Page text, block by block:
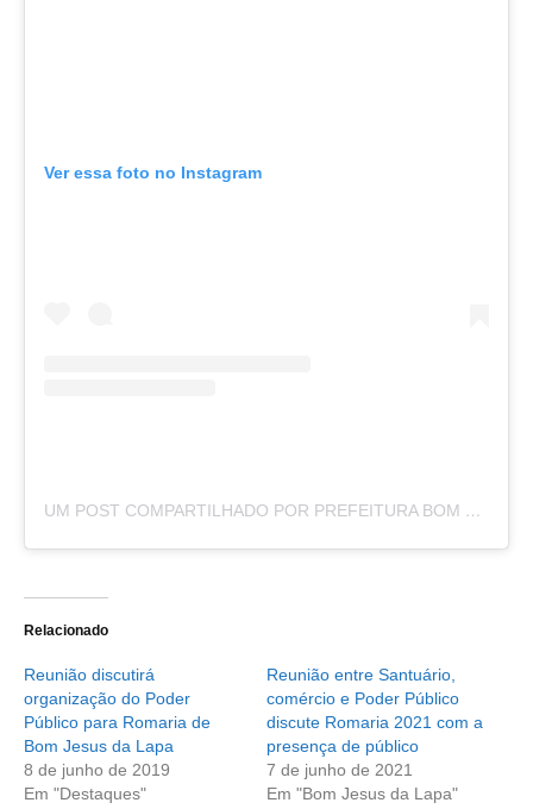
Ver essa foto no Instagram
UM POST COMPARTILHADO POR PREFEITURA BOM JESUS DA LAPA (@PREFEITURA_BOMJESUSDALAPA)
Relacionado
Reunião discutirá
organização do Poder
Público para Romaria de
Bom Jesus da Lapa
8 de junho de 2019
Em "Destaques"
Reunião entre Santuário,
comércio e Poder Público
discute Romaria 2021 com a
presença de público
7 de junho de 2021
Em "Bom Jesus da Lapa"